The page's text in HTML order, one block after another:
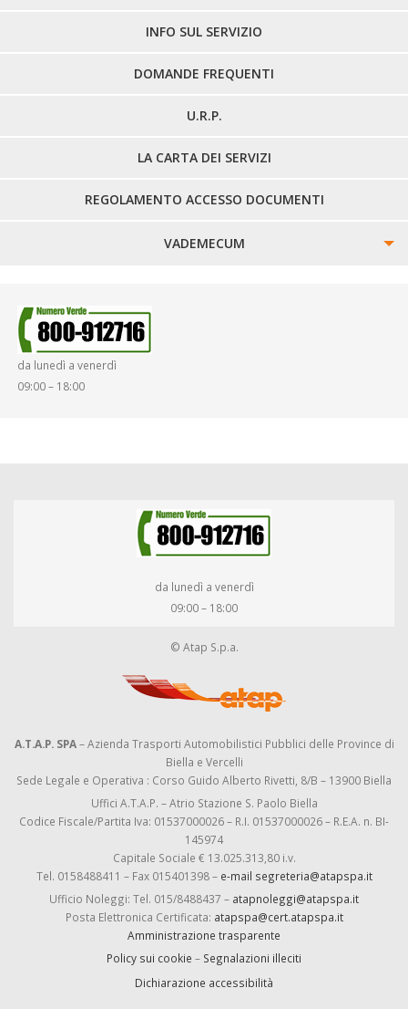
LINEE EXTRAURBANE
INFO SUL SERVIZIO
DOMANDE FREQUENTI
U.R.P.
LA CARTA DEI SERVIZI
REGOLAMENTO ACCESSO DOCUMENTI
VADEMECUM
SMARRIMENTO OGGETTI
da lunedì a venerdì
09:00 – 18:00
da lunedì a venerdì
09:00 – 18:00
© Atap S.p.a.
A.T.A.P. SPA– Azienda Trasporti Automobilistici Pubblici delle Province di
Biella e Vercelli
Sede Legale e Operativa : Corso Guido Alberto Rivetti, 8/B – 13900 Biella
Uffici A.T.A.P. – Atrio Stazione S. Paolo Biella
Codice Fiscale/Partita Iva: 01537000026 – R.I. 01537000026 – R.E.A. n. BI-
145974
Capitale Sociale € 13.025.313,80 i.v.
Tel. 0158488411 – Fax 015401398 – e-mail segreteria@atapspa.it
Ufficio Noleggi: Tel. 015/8488437 – atapnoleggi@atapspa.it
Posta Elettronica Certificata: atapspa@cert.atapspa.it
Amministrazione trasparente
Policy sui cookie – Segnalazioni illeciti
Dichiarazione accessibilità